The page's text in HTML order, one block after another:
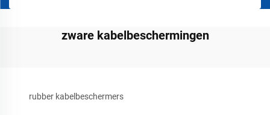
zware kabelbeschermingen
rubber kabelbeschermers